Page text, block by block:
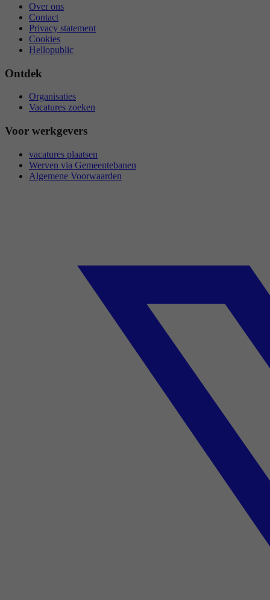
Over ons
Contact
Privacy statement
Cookies
Hellopublic
Ontdek
Organisaties
Vacatures zoeken
Voor werkgevers
vacatures plaatsen
Werven via Gemeentebanen
Algemene Voorwaarden